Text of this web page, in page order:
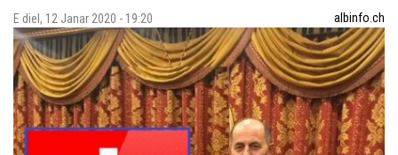
E diel, 12 Janar 2020 - 19:20 albinfo.ch